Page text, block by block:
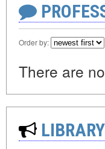
Order by:
There are